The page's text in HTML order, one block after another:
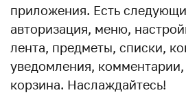
приложения. Есть
авторизация, меню,
лента, предметы, списки,
уведомления, комментарии,
корзина. Наслаждайтесь!